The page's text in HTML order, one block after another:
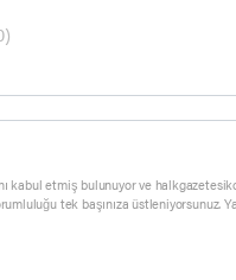
kabul etmiş bulunuyor ve
tek başınıza üstleniyorsunuz.